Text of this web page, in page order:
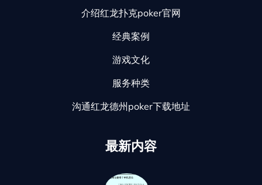
介绍红龙扑克poker官网
经典案例
游戏文化
服务种类
沟通红龙德州poker下载地址
最新内容